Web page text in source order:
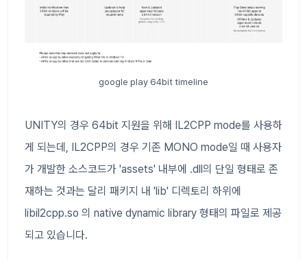
google play 64bit timeline
UNITY의 경우 64bit 지원을 위해 IL2CPP mode를 사용하
게 되는데, IL2CPP의 경우 기존 MONO mode일 때 사용자
가 개발한 소스코드가 'assets' 내부에 .dll의 단일 형태로 존
재하는 것과는 달리 패키지 내 'lib' 디렉토리 하위에
libil2cpp.so 의 native dynamic library 형태의 파일로 제공
되고 있습니다.